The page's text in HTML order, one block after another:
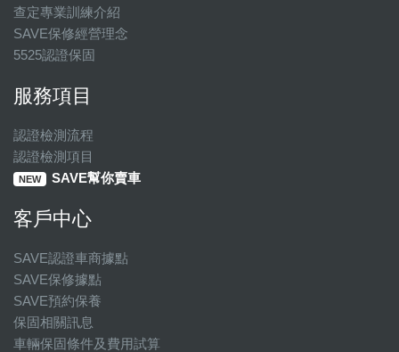
查定專業訓練介紹
SAVE保修經營理念
5525認證保固
服務項目
認證檢測流程
認證檢測項目
NEW SAVE幫你賣車
客戶中心
SAVE認證車商據點
SAVE保修據點
SAVE預約保養
保固相關訊息
車輛保固條件及費用試算